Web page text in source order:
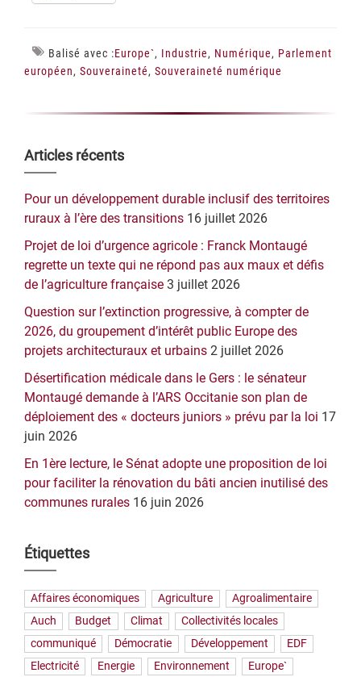
Balisé avec :Europe`, Industrie, Numérique, Parlement
européen, Souveraineté, Souveraineté numérique
Barre
latérale
principale
Articles récents
Pour un développement durable inclusif des territoires
ruraux à l’ère des transitions 16 juillet 2026
Projet de loi d’urgence agricole : Franck Montaugé
regrette un texte qui ne répond pas aux maux et défis
de l’agriculture française 3 juillet 2026
Question sur l’extinction progressive, à compter de
2026, du groupement d’intérêt public Europe des
projets architecturaux et urbains 2 juillet 2026
Désertification médicale dans le Gers : le sénateur
Montaugé demande à l’ARS Occitanie son plan de
déploiement des « docteurs juniors » prévu par la loi 17
juin 2026
En 1ère lecture, le Sénat adopte une proposition de loi
pour faciliter la rénovation du bâti ancien inutilisé des
communes rurales 16 juin 2026
Étiquettes
Affaires économiques Agriculture
Agroalimentaire
Auch
Budget Climat
Collectivités locales
communiqué
Démocratie Développement
EDF
Electricité
Energie Environnement
Europe`